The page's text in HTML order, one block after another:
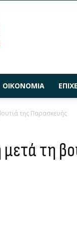
ΟΙΚΟΝΟΜΊΑ
της Παρασκευής
τη